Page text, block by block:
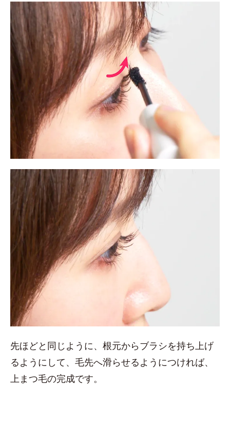
先ほどと同じように、根元からブラシを持ち上げ
るようにして、毛先へ滑らせるようにつければ、
上まつ毛の完成です。